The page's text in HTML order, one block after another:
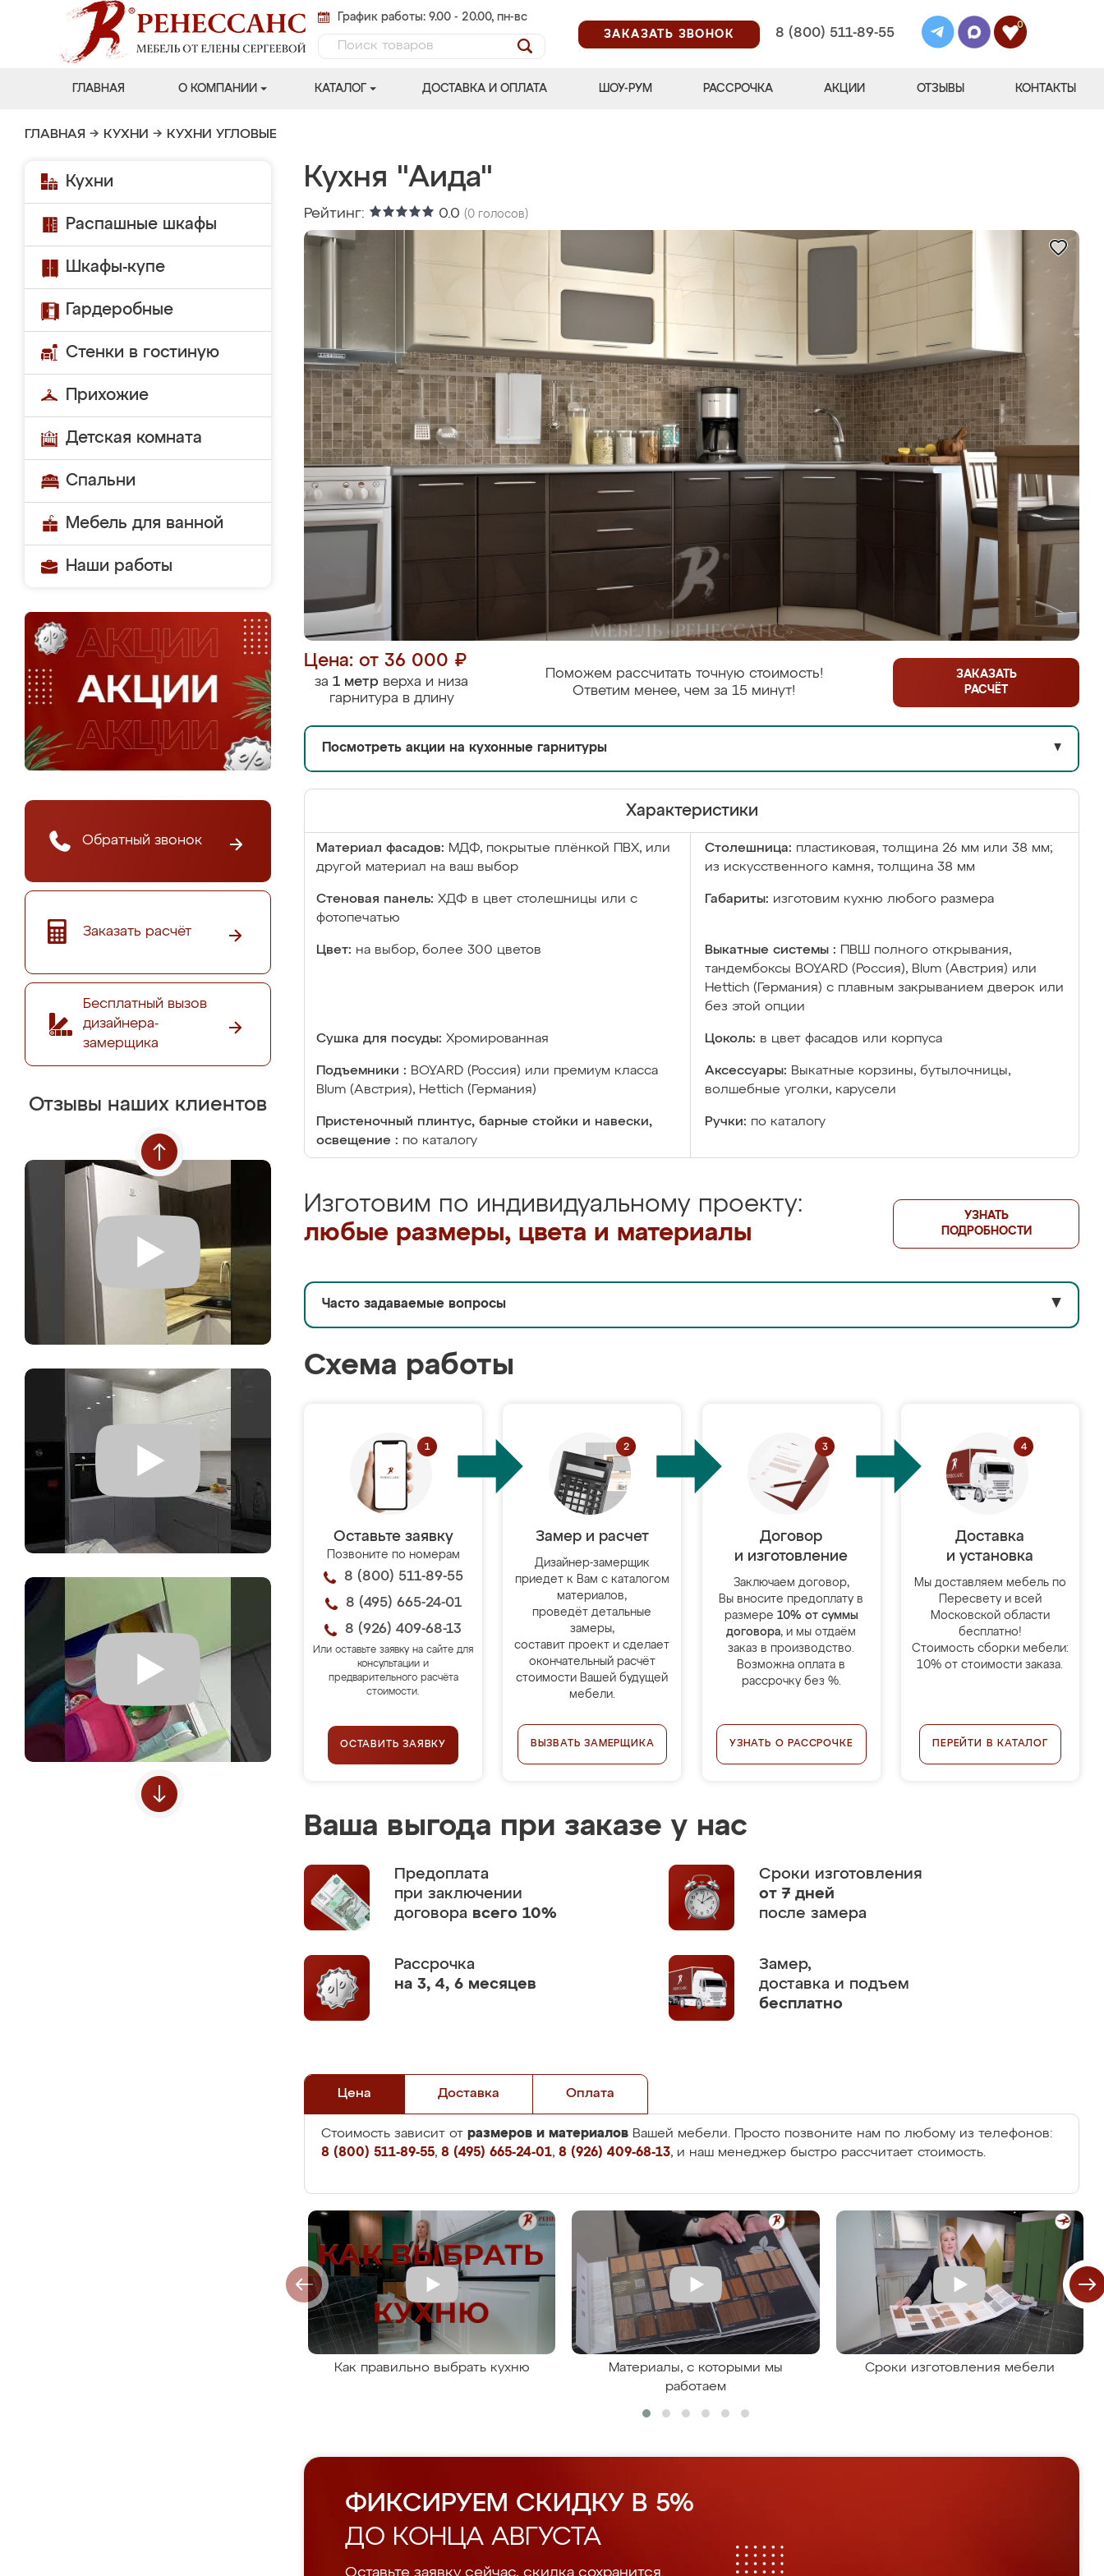
График работы: 9.00 - 20.00, пн-вс
ЗАКАЗАТЬ ЗВОНОК
8 (800) 511-89-55
0
ГЛАВНАЯ О КОМПАНИИ КАТАЛОГ ДОСТАВКА И ОПЛАТА ШОУ-РУМ РАССРОЧКА АКЦИИ ОТЗЫВЫ КОНТАКТЫ
ГЛАВНАЯ → КУХНИ → КУХНИ УГЛОВЫЕ
Кухни
Распашные шкафы
Шкафы-купе
Гардеробные
Стенки в гостиную
Прихожие
Детская комната
Спальни
Мебель для ванной
Наши работы
Обратный звонок
Заказать расчёт
Бесплатный вызов
дизайнера-
замерщика
Отзывы наших клиентов
Кухня "Аида"
Рейтинг: 0.0 (0 голосов)
Цена: от 36 000 ₽
за 1 метр верха и низа
гарнитура в длину
Поможем рассчитать точную стоимость!
Ответим менее, чем за 15 минут!
ЗАКАЗАТЬ
РАСЧЁТ
Посмотреть акции на кухонные гарнитуры ▼
Характеристики
Материал фасадов: МДФ, покрытые плёнкой ПВХ, или
другой материал на ваш выбор
Столешница: пластиковая, толщина 26 мм или 38 мм;
из искусственного камня, толщина 38 мм
Стеновая панель: ХДФ в цвет столешницы или с
фотопечатью
Габариты: изготовим кухню любого размера
Цвет: на выбор, более 300 цветов Выкатные системы :
ПВШ полного открывания,
тандембоксы BOYARD (Россия), Blum (Австрия) или
Hettich (Германия) с плавным закрыванием дверок или
без этой опции
Сушка для посуды: Хромированная Цоколь: в цвет фасадов или корпуса
Подъемники : BOYARD (Россия) или премиум класса
Blum (Австрия), Hettich (Германия)
Аксессуары: Выкатные корзины, бутылочницы,
волшебные уголки, карусели
Пристеночный плинтус, барные стойки и навески,
освещение : по каталогу
Ручки: по каталогу
Изготовим по индивидуальному проекту:
любые размеры, цвета и материалы
УЗНАТЬ
ПОДРОБНОСТИ
Часто задаваемые вопросы ▼
Схема работы
Оставьте заявку
Позвоните по номерам
8 (800) 511-89-55
8 (495) 665-24-01
8 (926) 409-68-13
Или оставьте заявку на сайте для
консультации и
предварительного расчёта
стоимости.
ОСТАВИТЬ ЗАЯВКУ
Замер и расчет
Дизайнер-замерщик
приедет к Вам с каталогом
материалов,
проведёт детальные
замеры,
составит проект и сделает
окончательный расчёт
стоимости Вашей будущей
мебели.
ВЫЗВАТЬ ЗАМЕРЩИКА
Договор
и изготовление
Заключаем договор,
Вы вносите предоплату в
размере 10% от суммы
договора, и мы отдаём
заказ в производство.
Возможна оплата в
рассрочку без %.
УЗНАТЬ О РАССРОЧКЕ
Доставка
и установка
Мы доставляем мебель по
Пересвету и всей
Московской области
бесплатно!
Стоимость сборки мебели:
10% от стоимости заказа.
ПЕРЕЙТИ В КАТАЛОГ
Ваша выгода при заказе у нас
Предоплата
при заключении
договора всего 10%
Сроки изготовления
от 7 дней
после замера
Рассрочка
на 3, 4, 6 месяцев
Замер,
доставка и подъем
бесплатно
Цена Доставка Оплата
Стоимость зависит от размеров и материалов Вашей мебели. Просто позвоните нам по любому из телефонов:
8 (800) 511-89-55, 8 (495) 665-24-01, 8 (926) 409-68-13, и наш менеджер быстро рассчитает стоимость.
Как правильно выбрать кухню
Материалы, с которыми мы
работаем
Сроки изготовления мебели
ФИКСИРУЕМ СКИДКУ В 5%
ДО КОНЦА АВГУСТА
Оставьте заявку сейчас, скидка сохранится.